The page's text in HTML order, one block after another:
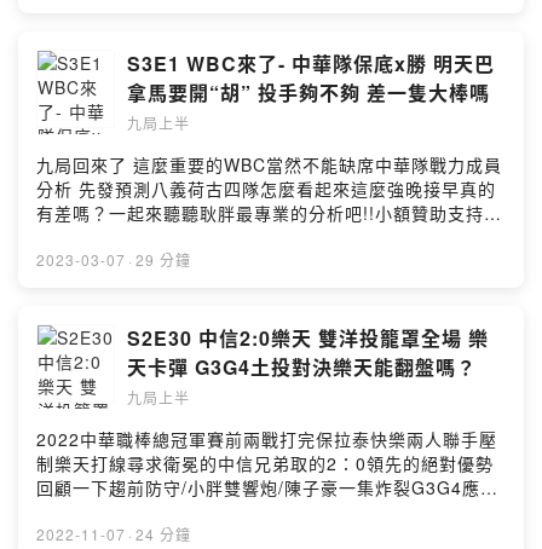
https://open.firstory.me/user/ckmn4nblm0kci089746i
846t2/commentsPowered by Firstory Hosting
https://open.firstory.me/user/ckmn4nblm0kci089746i
846t2/comments***喜歡我們的聽眾朋友不要忘記在各個
平台幫我們訂閱跟留下5星好評😍😍😍平台傳送門
https://open.firstory.me/user/ckmn4nblm0kci089746i
846t2/platforms有問題想跟耿胖直球對決或想合作都來這
邊👇👇👇9inningstop@gmail.com或加入FB社團一起討論
棒球喔👇👇👇
https://www.facebook.com/groups/198592318700420
*****小額贊助支持本節目：
https://open.firstory.me/user/ckmn4nblm0kci089746i
846t2/commentsPowered by Firstory Hosting
S3E1 WBC來了- 中華隊保底x勝 明天巴
拿馬要開“胡” 投手夠不夠 差一隻大棒嗎
九局上半
九局回來了 這麼重要的WBC當然不能缺席中華隊戰力成員
分析 先發預測八義荷古四隊怎麼看起來這麼強晚接早真的
有差嗎？一起來聽聽耿胖最專業的分析吧!!小額贊助支持本
https://open.firstory.me/user/ckmn4nblm0kci089746i
846t2/comments***喜歡我們的聽眾朋友不要忘記在各個
平台幫我們訂閱跟留下5星好評😍😍😍平台傳送門
https://open.firstory.me/user/ckmn4nblm0kci089746i
846t2/platforms有問題想跟耿胖直球對決或想合作都來這
邊👇👇👇9inningstop@gmail.com或加入FB社團一起討論
棒球喔👇👇👇
https://www.facebook.com/groups/198592318700420
*****小額贊助支持本節目：
https://open.firstory.me/user/ckmn4nblm0kci089746i
2023-03-07 · 29 分鐘
S2E30 中信2:0樂天 雙洋投籠罩全場 樂
天卡彈 G3G4土投對決樂天能翻盤嗎？
九局上半
2022中華職棒總冠軍賽前兩戰打完保拉泰快樂兩人聯手壓
制樂天打線尋求衛冕的中信兄弟取的2：0領先的絕對優勢
回顧一下趨前防守/小胖雙響炮/陳子豪一集炸裂G3G4應該
關鍵樂天棒次要怎麼調整被嚴加看管的林立要怎麼保護
2022-11-07 · 24 分鐘